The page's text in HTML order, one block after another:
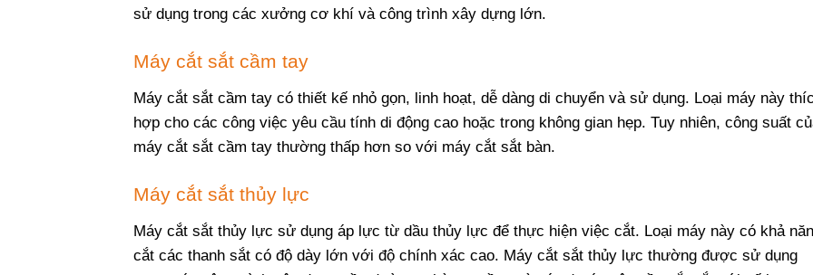
sử dụng trong các xưởng cơ khí và công trình xây dựng lớn.
Máy cắt sắt cầm tay
Máy cắt sắt cầm tay có thiết kế nhỏ gọn, linh hoạt, dễ dàng di chuyển và sử dụng. Loại máy này
hợp cho các công việc yêu cầu tính di động cao hoặc trong không gian hẹp. Tuy nhiên, công suất
máy cắt sắt cầm tay thường thấp hơn so với máy cắt sắt bàn.
Máy cắt sắt thủy lực
Máy cắt sắt thủy lực sử dụng áp lực từ dầu thủy lực để thực hiện việc cắt. Loại máy này có khả
cắt các thanh sắt có độ dày lớn với độ chính xác cao. Máy cắt sắt thủy lực thường được sử dụng